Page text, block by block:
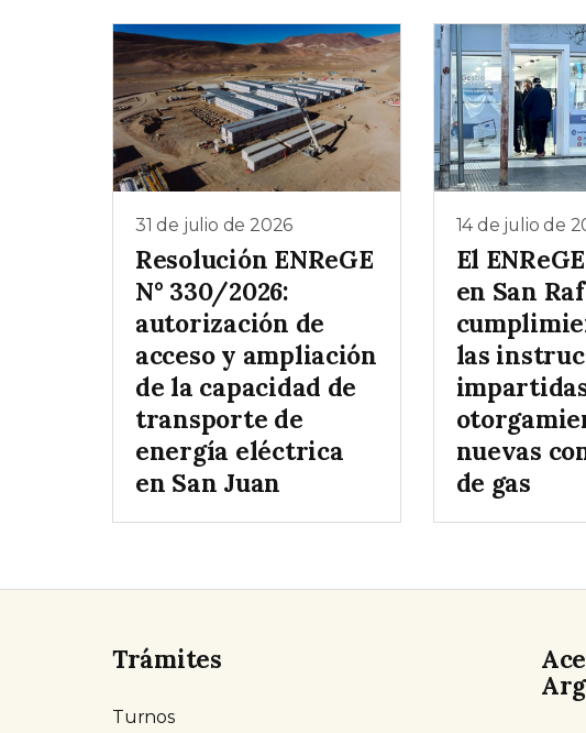
31 de julio de 2026
Resolución ENReGE
N° 330/2026:
autorización de
acceso y ampliación
de la capacidad de
transporte de
energía eléctrica
en San Juan
14 de julio de
El
en San
las
nuevas
de gas
Trámites
Turnos